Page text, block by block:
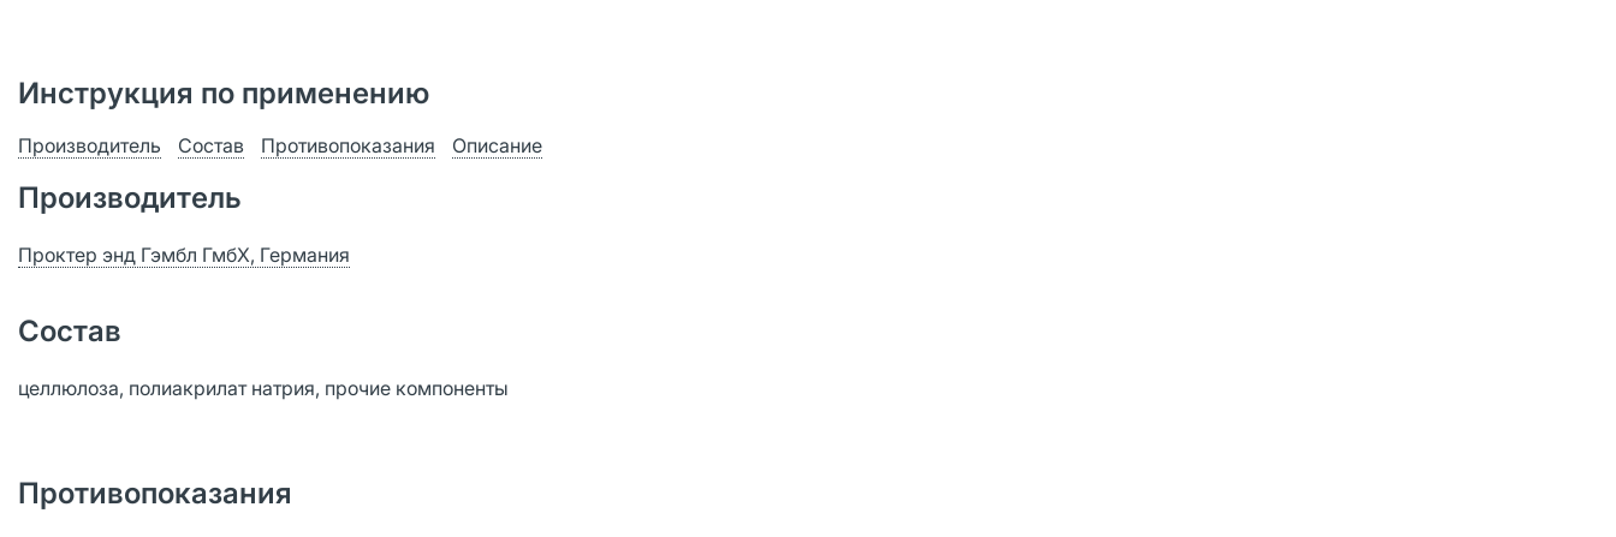
Инструкция по применению
Производитель Состав Противопоказания Описание
Производитель
Проктер энд Гэмбл ГмбХ, Германия
Состав
целлюлоза, полиакрилат натрия, прочие компоненты
Противопоказания